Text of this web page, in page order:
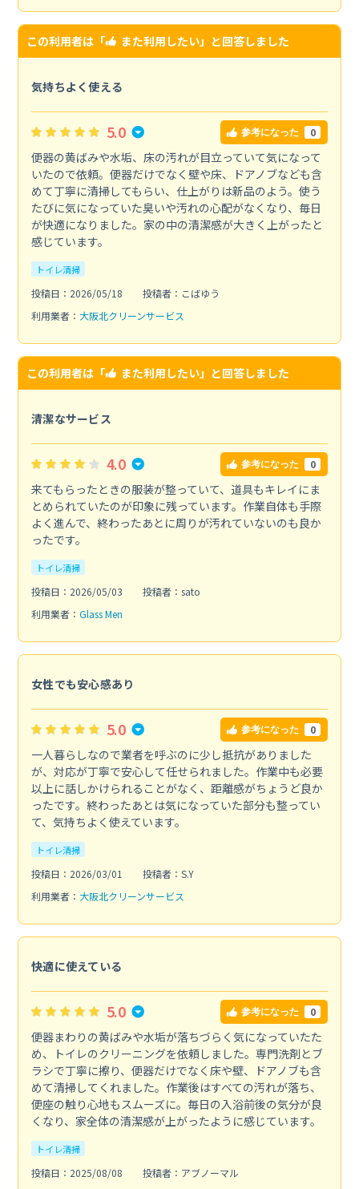
この利用者は「 また利用したい」と回答しました
気持ちよく使える
5.0 参考になった 0
便器の黄ばみや水垢、床の汚れが目立っていて気になって
いたので依頼。便器だけでなく壁や床、ドアノブなども含
めて丁寧に清掃してもらい、仕上がりは新品のよう。使う
たびに気になっていた臭いや汚れの心配がなくなり、毎日
が快適になりました。家の中の清潔感が大きく上がったと
感じています。
トイレ清掃
投稿日：2026/05/18
投稿者：こばゆう
利用業者： 大阪北クリーンサービス
この利用者は「 また利用したい」と回答しました
清潔なサービス
4.0 参考になった 0
来てもらったときの服装が整っていて、道具もキレイにま
とめられていたのが印象に残っています。作業自体も手際
よく進んで、終わったあとに周りが汚れていないのも良か
ったです。
トイレ清掃
投稿日：2026/05/03
投稿者：sato
利用業者： Glass Men
女性でも安心感あり
5.0 参考になった 0
一人暮らしなので業者を呼ぶのに少し抵抗がありました
が、対応が丁寧で安心して任せられました。作業中も必要
以上に話しかけられることがなく、距離感がちょうど良か
ったです。終わったあとは気になっていた部分も整ってい
て、気持ちよく使えています。
トイレ清掃
投稿日：2026/03/01
投稿者：S.Y
利用業者： 大阪北クリーンサービス
快適に使えている
5.0 参考になった 0
便器まわりの黄ばみや水垢が落ちづらく気になっていたた
め、トイレのクリーニングを依頼しました。専門洗剤とブ
ラシで丁寧に擦り、便器だけでなく床や壁、ドアノブも含
めて清掃してくれました。作業後はすべての汚れが落ち、
便座の触り心地もスムーズに。毎日の入浴前後の気分が良
くなり、家全体の清潔感が上がったように感じています。
トイレ清掃
投稿日：2025/08/08
投稿者：アブノーマル